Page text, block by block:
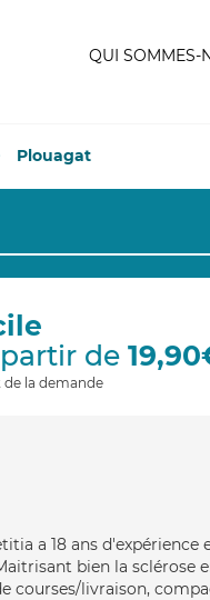
QUI SOMMES-
Plouagat
de
de la demande
a 18 ans d'expérience
bien la sclérose
courses/livraison,